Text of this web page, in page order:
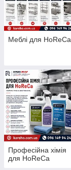
Меблі для HoReCa
Професійна хімія
для HoReCa